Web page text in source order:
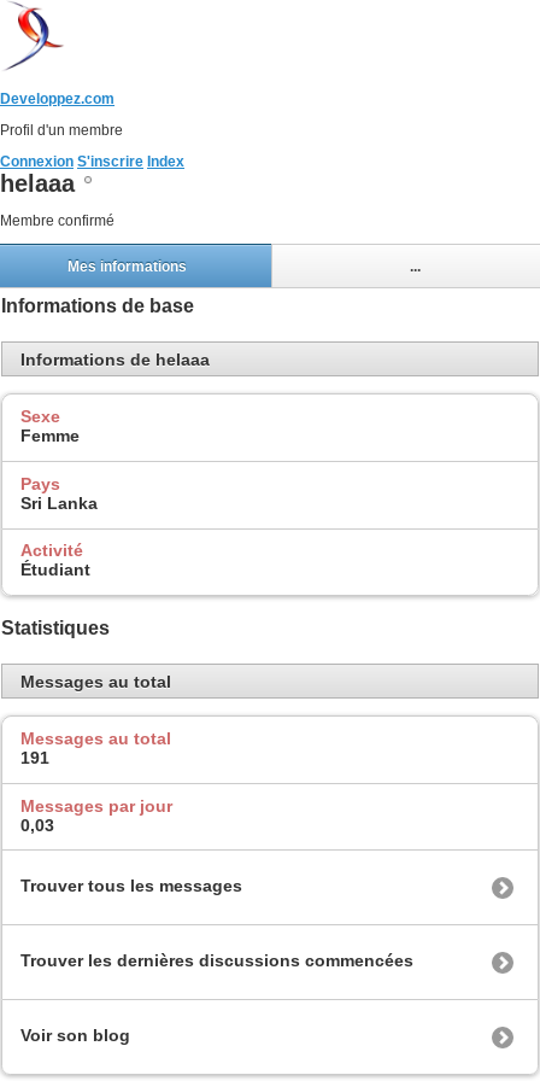
Developpez.com
Profil d'un membre
Connexion S'inscrire Index
helaaa
Membre confirmé
Mes informations ...
Informations de base
Informations de helaaa
Sexe
Femme
Pays
Sri Lanka
Activité
Étudiant
Statistiques
Messages au total
Messages au total
191
Messages par jour
0,03
Trouver tous les messages
Trouver les dernières discussions commencées
Voir son blog